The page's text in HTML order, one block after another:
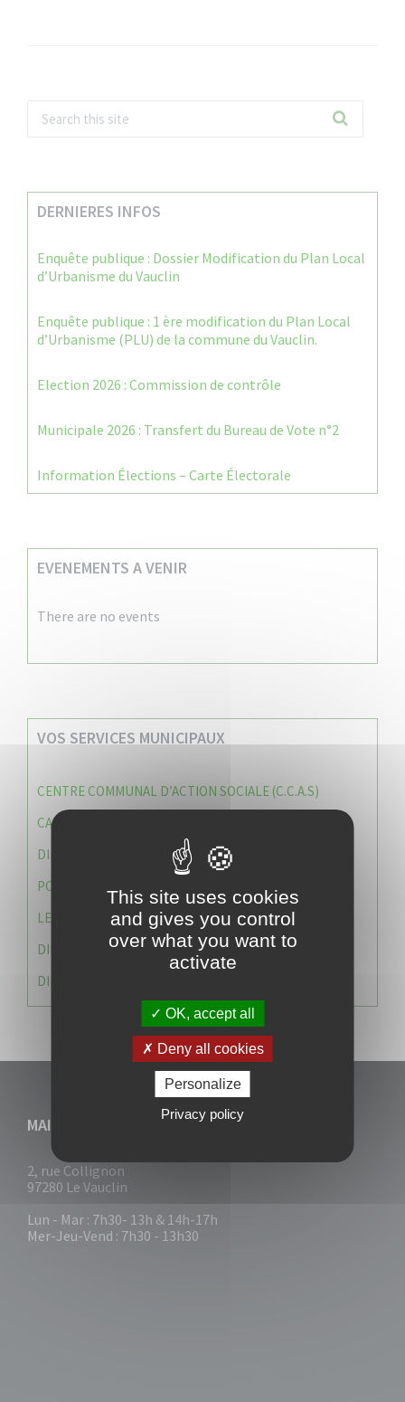
DERNIERES INFOS
Enquête publique : Dossier Modification du Plan Local
d’Urbanisme du Vauclin
Enquête publique : 1 ère modification du Plan Local
d’Urbanisme (PLU) de la commune du Vauclin.
Election 2026 : Commission de contrôle
Municipale 2026 : Transfert du Bureau de Vote n°2
Information Élections – Carte Électorale
EVENEMENTS A VENIR
There are no events
VOS SERVICES MUNICIPAUX
CENTRE COMMUNAL D’ACTION SOCIALE (C.C.A.S)
CAISSE DES ÉCOLES
DIRECTION DES SERVICES TECHNIQUES
POLICE MUNICIPALE
LE CABINET DU MAIRE
DIRECTION DES RESSOURCES ET MOYENS
DIRECTION DU DEVELLOPPEMENT URBAIN DURABL
MAIRIE DU VAUCLIN
2, rue Collignon
97280 Le Vauclin
Lun - Mar : 7h30- 13h & 14h-17h
Mer-Jeu-Vend : 7h30 - 13h30
This site uses cookies
and gives you control
over what you want to
activate
OK, accept all
Deny all cookies
Personalize
Privacy policy